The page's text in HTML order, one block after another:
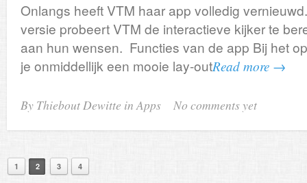
Onlangs heeft VTM haar app volledig
versie probeert VTM de interactieve kijker te
aan hun wensen. Functies van de app Bij het
je onmiddellijk een mooie lay-outRead more →
By Thiebout Dewitte inApps No comments yet
1 2 3 4